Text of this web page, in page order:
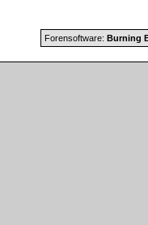
Forensoftware: Burning